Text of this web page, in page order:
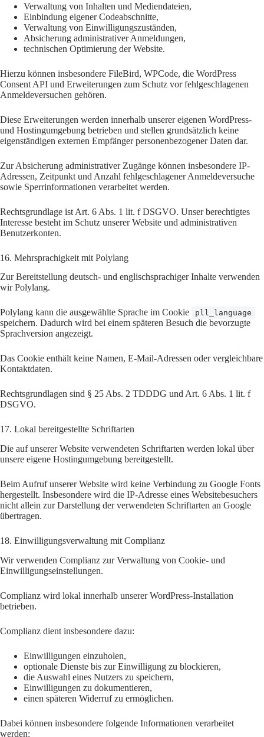
Verwaltung von Inhalten und Mediendateien,
Einbindung eigener Codeabschnitte,
Verwaltung von Einwilligungszuständen,
Absicherung administrativer Anmeldungen,
technischen Optimierung der Website.
Hierzu können insbesondere FileBird, WPCode, die WordPress
Consent API und Erweiterungen zum Schutz vor fehlgeschlagenen
Anmeldeversuchen gehören.
Diese Erweiterungen werden innerhalb unserer eigenen WordPress-
und Hostingumgebung betrieben und stellen grundsätzlich keine
eigenständigen externen Empfänger personenbezogener Daten dar.
Zur Absicherung administrativer Zugänge können insbesondere IP-
Adressen, Zeitpunkt und Anzahl fehlgeschlagener Anmeldeversuche
sowie Sperrinformationen verarbeitet werden.
Rechtsgrundlage ist Art. 6 Abs. 1 lit. f DSGVO. Unser berechtigtes
Interesse besteht im Schutz unserer Website und administrativen
Benutzerkonten.
16. Mehrsprachigkeit mit Polylang
Zur Bereitstellung deutsch- und englischsprachiger Inhalte verwenden
wir Polylang.
Polylang kann die ausgewählte Sprache im Cookie pll_language
speichern. Dadurch wird bei einem späteren Besuch die bevorzugte
Sprachversion angezeigt.
Das Cookie enthält keine Namen, E-Mail-Adressen oder vergleichbare
Kontaktdaten.
Rechtsgrundlagen sind § 25 Abs. 2 TDDDG und Art. 6 Abs. 1 lit. f
DSGVO.
17. Lokal bereitgestellte Schriftarten
Die auf unserer Website verwendeten Schriftarten werden lokal über
unsere eigene Hostingumgebung bereitgestellt.
Beim Aufruf unserer Website wird keine Verbindung zu Google Fonts
hergestellt. Insbesondere wird die IP-Adresse eines Websitebesuchers
nicht allein zur Darstellung der verwendeten Schriftarten an Google
übertragen.
18. Einwilligungsverwaltung mit Complianz
Wir verwenden Complianz zur Verwaltung von Cookie- und
Einwilligungseinstellungen.
Complianz wird lokal innerhalb unserer WordPress-Installation
betrieben.
Complianz dient insbesondere dazu:
Einwilligungen einzuholen,
optionale Dienste bis zur Einwilligung zu blockieren,
die Auswahl eines Nutzers zu speichern,
Einwilligungen zu dokumentieren,
einen späteren Widerruf zu ermöglichen.
Dabei können insbesondere folgende Informationen verarbeitet
werden: